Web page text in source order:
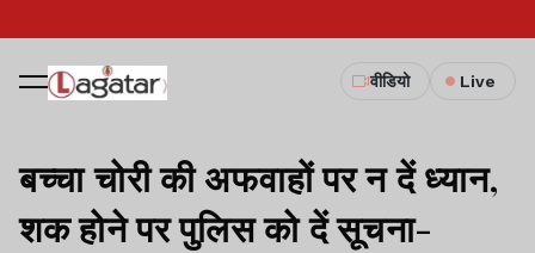
वीडियो Live
बच्चा चोरी की अफवाहों पर न दें ध्यान,
शक होने पर पुलिस को दें सूचना-